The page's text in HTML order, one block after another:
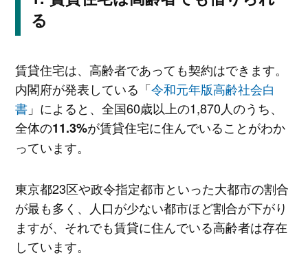
る
賃貸住宅は、高齢者であっても契約はできます。
内閣府が発表している「令和元年版高齢社会白
書」によると、全国60歳以上の1,870人のうち、
全体の11.3%が賃貸住宅に住んでいることがわか
っています。
東京都23区や政令指定都市といった大都市の割合
が最も多く、人口が少ない都市ほど割合が下がり
ますが、それでも賃貸に住んでいる高齢者は存在
しています。